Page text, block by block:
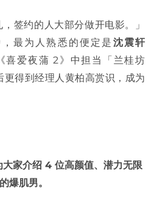
签约的人大部分做开电影。」
最为人熟悉的便定是 沈震轩
喜爱夜蒲 2》中担当「兰桂坊
得到经理人黄柏高赏识，成为
家介绍 4 位高颜值、潜力无限
的爆肌男。